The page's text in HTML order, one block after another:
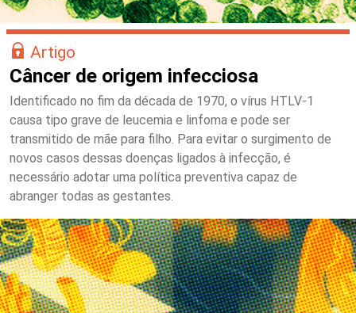
Artigo
Câncer de origem infecciosa
Identificado no fim da década de 1970, o vírus HTLV-1
causa tipo grave de leucemia e linfoma e pode ser
transmitido de mãe para filho. Para evitar o surgimento de
novos casos dessas doenças ligados à infecção, é
necessário adotar uma política preventiva capaz de
abranger todas as gestantes.